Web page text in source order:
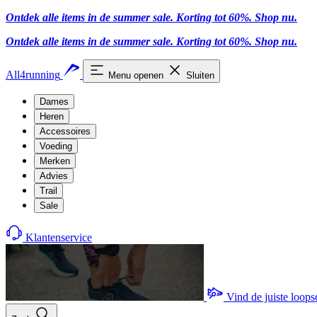
Ontdek alle items in de summer sale. Korting tot 60%. Shop nu.
Ontdek alle items in de summer sale. Korting tot 60%. Shop nu.
All4running Menu openen Sluiten
Dames
Heren
Accessoires
Voeding
Merken
Advies
Trail
Sale
Klantenservice
Vind de juiste